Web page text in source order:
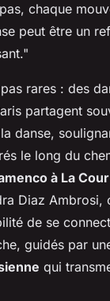
chaque
peut être un
rares : des
partagent
danse,
le long du
à La
Diaz Ambrosi,
de se
guidés par
qui